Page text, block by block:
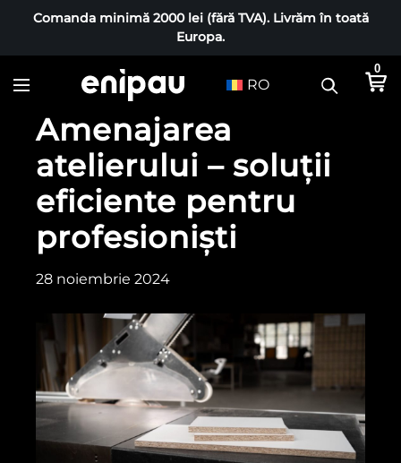
Comanda minimă 2000 lei (fără TVA). Livrăm în toată
Europa.
RO
0
Amenajarea
atelierului – soluții
eficiente pentru
profesioniști
28 noiembrie 2024